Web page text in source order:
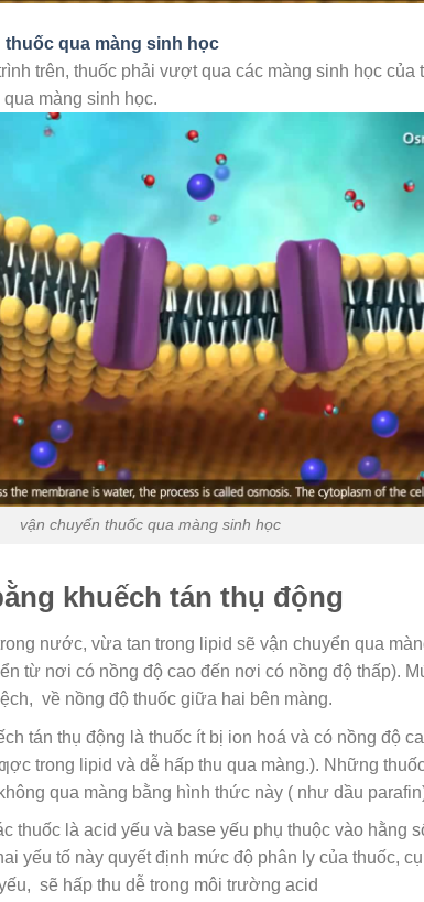
qua màng sinh học
trên, thuốc phải vượt qua các màng sinh học của
màng sinh học.
vận chuyển thuốc qua màng sinh học
khuếch tán thụ động
nước, vừa tan trong lipid sẽ vận chuyển qua
từ nơi có nồng độ cao đến nơi có nồng độ thấp).
về nồng độ thuốc giữa hai bên màng.
tán thụ động là thuốc ít bị ion hoá và có nồng độ
trong lipid và dễ hấp thu qua màng.). Những
qua màng bằng hình thức này ( như dầu
thuốc là acid yếu và base yếu phụ thuộc vào hằng
yếu tố này quyết định mức độ phân ly của thuốc,
sẽ hấp thu dễ trong môi trường acid